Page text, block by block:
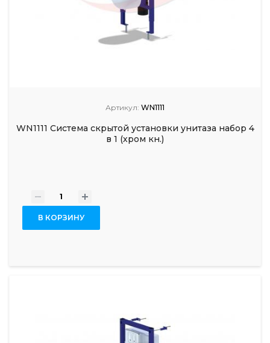
Артикул: WN1111
WN1111 Система скрытой установки унитаза набор 4
в 1 (хром кн.)
- +
В КОРЗИНУ